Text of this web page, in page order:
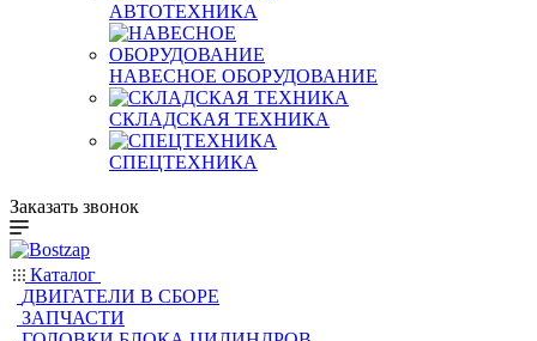
АВТОТЕХНИКА
НАВЕСНОЕ ОБОРУДОВАНИЕ
СКЛАДСКАЯ ТЕХНИКА
СПЕЦТЕХНИКА
Заказать звонок
Каталог
ДВИГАТЕЛИ В СБОРЕ
ЗАПЧАСТИ